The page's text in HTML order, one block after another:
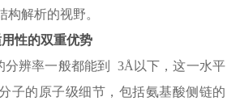
构解析的视野。
性的双重优势
分辨率一般都能到
3Å以下，这一水平
子的原子级细节，包括氨基酸侧链的